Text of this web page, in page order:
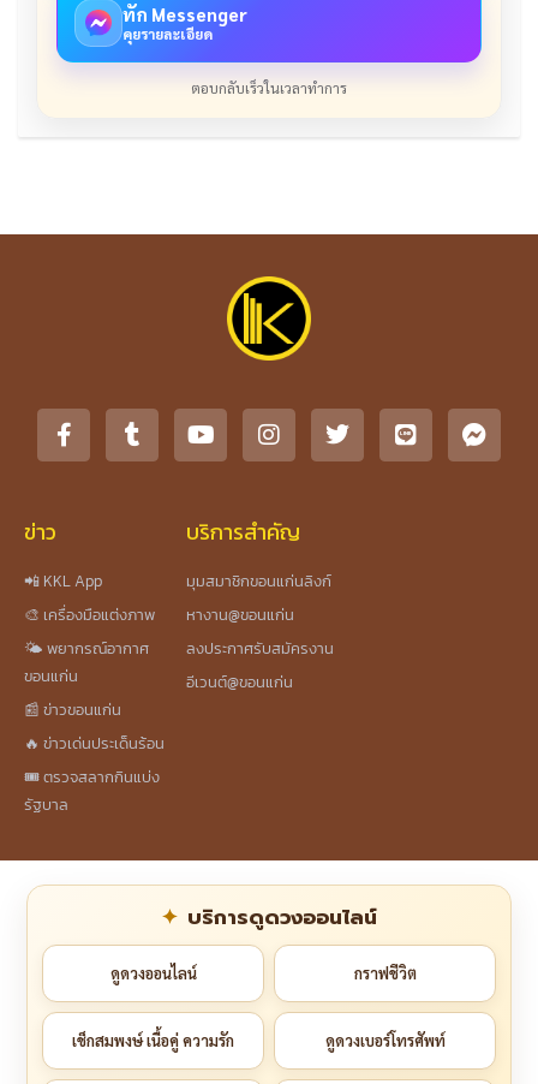
ทัก Messenger
คุยรายละเอียด
ตอบกลับเร็วในเวลาทำการ
ข่าว
📲 KKL App
🎨 เครื่องมือแต่งภาพ
🌤️ พยากรณ์อากาศ
ขอนแก่น
📰 ข่าวขอนแก่น
🔥 ข่าวเด่นประเด็นร้อน
🎟️ ตรวจสลากกินแบ่ง
รัฐบาล
บริการสำคัญ
มุมสมาชิกขอนแก่นลิงก์
หางาน@ขอนแก่น
ลงประกาศรับสมัครงาน
อีเวนต์@ขอนแก่น
บริการดูดวงออนไลน์
ดูดวงออนไลน์ กราฟชีวิต
เช็กสมพงษ์ เนื้อคู่ ความรัก ดูดวงเบอร์โทรศัพท์